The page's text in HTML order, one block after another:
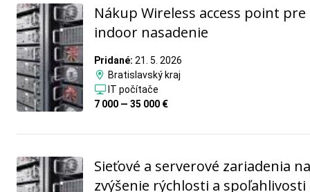
Nákup Wireless access point pre
indoor nasadenie
Pridané: 21. 5. 2026
Bratislavský kraj
IT počítače
7 000 — 35 000 €
Sieťové a serverové zariadenia na
zvýšenie rýchlosti a spoľahlivosti